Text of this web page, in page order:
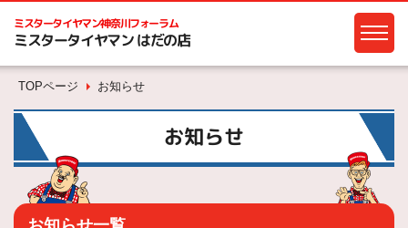
ミスタータイヤマン神奈川フォーラム
ミスタータイヤマン はだの店
TOPページ お知らせ
お知らせ